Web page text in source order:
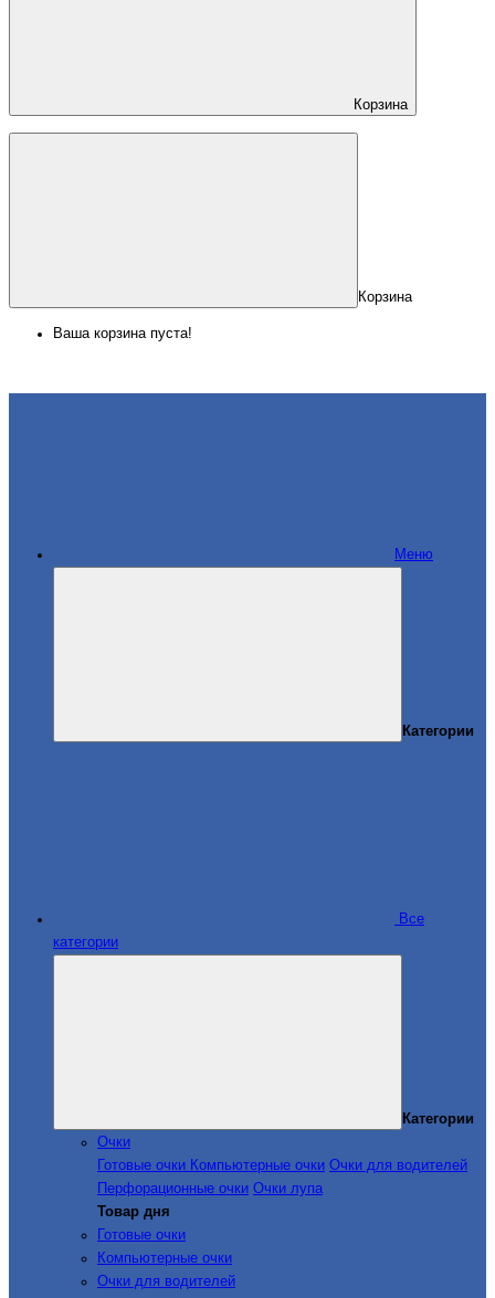
Корзина
Корзина
Ваша корзина пуста!
Меню
Категории
Все
категории
Категории
Очки
Готовые очки Компьютерные очки Очки для водителей
Перфорационные очки Очки лупа
Товар дня
Готовые очки
Компьютерные очки
Очки для водителей